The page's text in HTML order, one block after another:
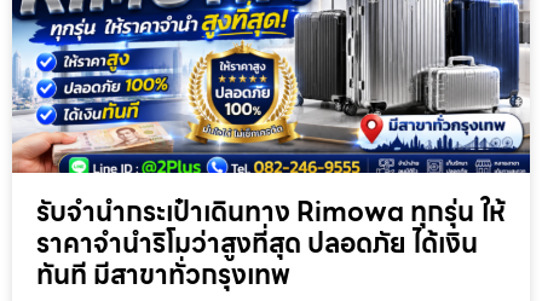
รับจำนำกระเป๋าเดินทาง Rimowa ทุกรุ่น ให้
ราคาจำนำริโมว่าสูงที่สุด ปลอดภัย ได้เงิน
ทันที มีสาขาทั่วกรุงเทพ